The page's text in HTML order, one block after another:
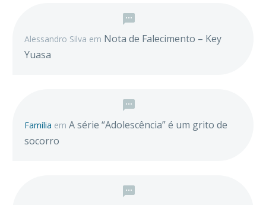
Alessandro Silva em Nota de Falecimento – Key
Yuasa
Família em A série “Adolescência” é um grito de
socorro